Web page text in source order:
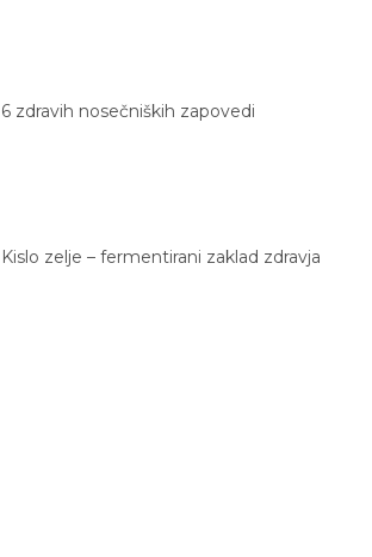
6 zdravih nosečniških zapovedi
Kislo zelje – fermentirani zaklad zdravja